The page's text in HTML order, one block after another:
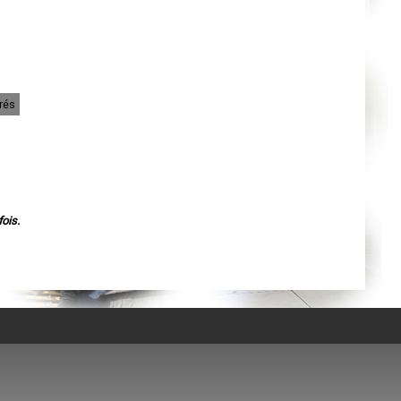
Perpignan
Strasbourg
Vesoul